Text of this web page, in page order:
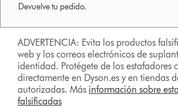
Devuelve tu pedido.
ADVERTENCIA: Evita los productos
web y los correos electrónicos de
identidad. Protégete de los estafadores
directamente en Dyson.es y en tiendas
autorizadas. Más información sobre
falsificadas